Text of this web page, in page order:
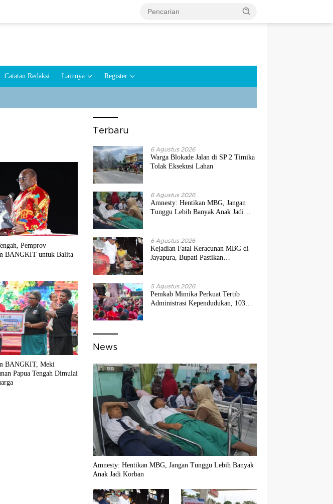
Catatan Redaksi Lainnya Register
Pemprov
BANGKIT untuk Balita
BANGKIT, Meki
Papua Tengah Dimulai
Terbaru
6 Agustus 2026
Warga Blokade Jalan di SP 2 Timika
Tolak Eksekusi Lahan
6 Agustus 2026
Amnesty: Hentikan MBG, Jangan
Tunggu Lebih Banyak Anak Jadi
6 Agustus 2026
Kejadian Fatal Keracunan MBG di
Jayapura, Bupati Pastikan
5 Agustus 2026
Pemkab Mimika Perkuat Tertib
Administrasi Kependudukan, 103
News
Amnesty: Hentikan MBG, Jangan Tunggu Lebih Banyak
Anak Jadi Korban